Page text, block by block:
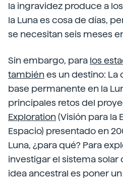
la ingravidez produce a
la Luna es cosa de días,
se necesitan seis meses
Sin embargo, para los
tambiénes un destino: La
base permanente en la
principales retos del
Exploration(Visión para la
Espacio) presentado en
Luna, ¿para qué? Para
investigar el sistema solar
idea ancestral es poner